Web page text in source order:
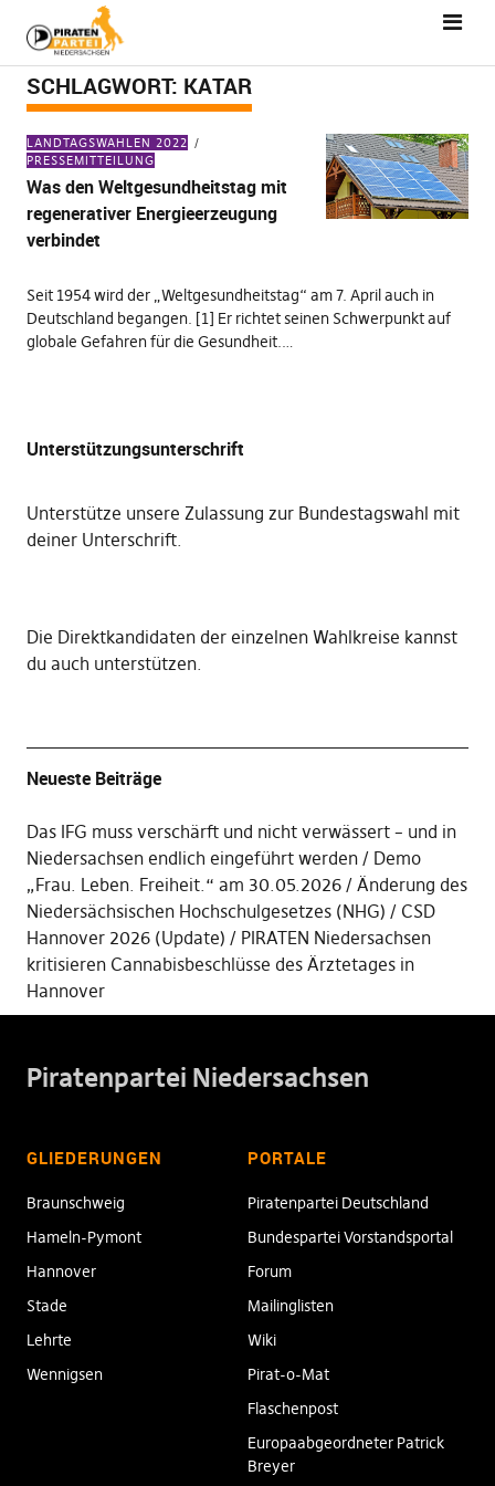
SCHLAGWORT: KATAR
LANDTAGSWAHLEN 2022
PRESSEMITTEILUNG
Was den Weltgesundheitstag mit
regenerativer Energieerzeugung
verbindet
Seit 1954 wird der „Weltgesundheitstag“ am 7. April auch in
Deutschland begangen. [1] Er richtet seinen Schwerpunkt auf
globale Gefahren für die Gesundheit.…
Unterstützungsunterschrift
Unterstütze unsere Zulassung zur Bundestagswahl mit
deiner Unterschrift.
Die Direktkandidaten der einzelnen Wahlkreise kannst
du auch unterstützen.
Neueste Beiträge
Das IFG muss verschärft und nicht verwässert – und in
Niedersachsen endlich eingeführt werden
Demo
„Frau. Leben. Freiheit.“ am 30.05.2026
Änderung des
Niedersächsischen Hochschulgesetzes (NHG)
CSD
Hannover 2026 (Update)
PIRATEN Niedersachsen
kritisieren Cannabisbeschlüsse des Ärztetages in
Hannover
Piratenpartei Niedersachsen
GLIEDERUNGEN
Braunschweig
Hameln-Pymont
Hannover
Stade
Lehrte
Wennigsen
PORTALE
Piratenpartei Deutschland
Bundespartei Vorstandsportal
Forum
Mailinglisten
Wiki
Pirat-o-Mat
Flaschenpost
Europaabgeordneter Patrick
Breyer